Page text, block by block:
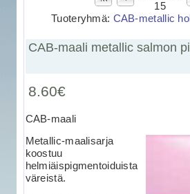
15
Tuoteryhmä: CAB-metallic
CAB-maali metallic salmon
8.60€
CAB-maali
Metallic-maalisarja
koostuu
helmiäispigmentoiduista
väreistä.